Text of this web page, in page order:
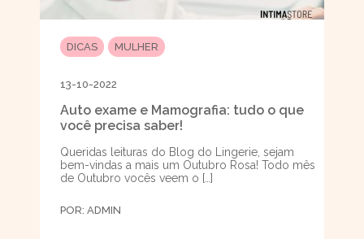
DICAS MULHER
13-10-2022
Auto exame e Mamografia: tudo o que
você precisa saber!
Queridas leituras do Blog do Lingerie, sejam
bem-vindas a mais um Outubro Rosa! Todo mês
de Outubro vocês veem o […]
POR: ADMIN